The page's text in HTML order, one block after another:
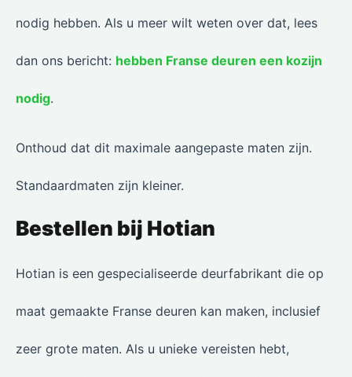
nodig hebben. Als u meer wilt weten over dat, lees
dan ons bericht: hebben Franse deuren een kozijn
nodig.
Onthoud dat dit maximale aangepaste maten zijn.
Standaardmaten zijn kleiner.
Bestellen bij Hotian
Hotian is een gespecialiseerde deurfabrikant die op
maat gemaakte Franse deuren kan maken, inclusief
zeer grote maten. Als u unieke vereisten hebt,